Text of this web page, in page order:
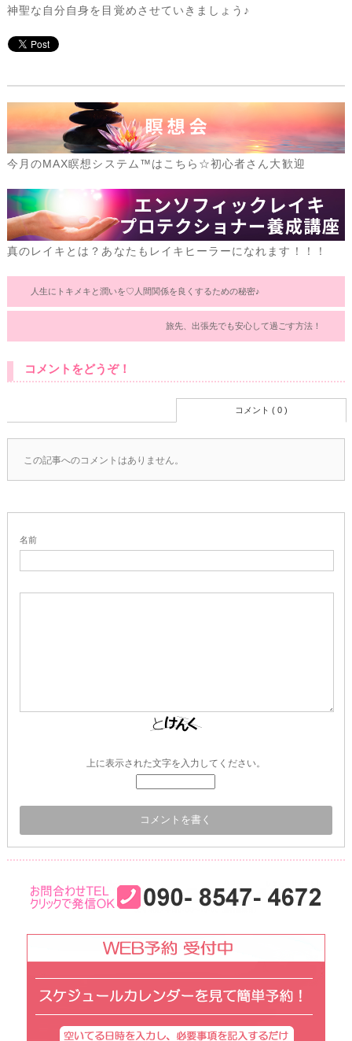
神聖な自分自身を目覚めさせていきましょう♪
今月のMAX瞑想システム™はこちら☆初心者さん大歓迎
真のレイキとは？あなたもレイキヒーラーになれます！！！
人生にトキメキと潤いを♡人間関係を良くするための秘密♪
旅先、出張先でも安心して過ごす方法！
コメントをどうぞ！
コメント ( 0 )
この記事へのコメントはありません。
名前
上に表示された文字を入力してください。